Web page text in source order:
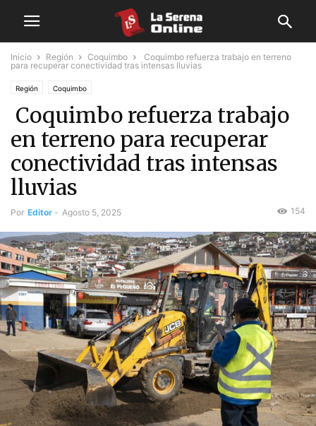
Inicio Región Coquimbo
Coquimbo refuerza trabajo en terreno
para recuperar conectividad tras intensas lluvias
Región Coquimbo
Coquimbo refuerza trabajo
en terreno para recuperar
conectividad tras intensas
lluvias
Por Editor - Agosto 5, 2025 154